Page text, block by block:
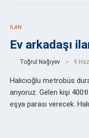
İLAN
Ev arkadaşı
Toğrul Nağıyev 9
Halıcıoğlu metrobüs
arıyoruz. Gelen kişi
eşya parası verecek.